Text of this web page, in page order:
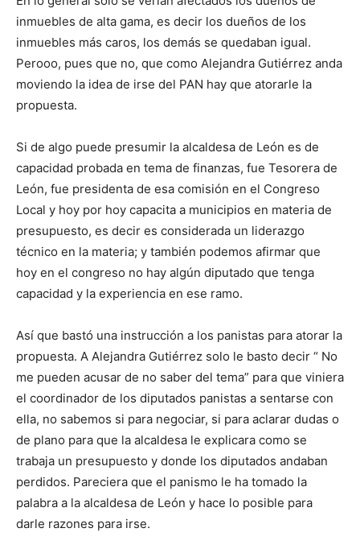
inmuebles de alta gama, es decir los dueños de los
inmuebles más caros, los demás se quedaban igual.
Perooo, pues que no, que como Alejandra Gutiérrez anda
moviendo la idea de irse del PAN hay que atorarle la
propuesta.
Si de algo puede presumir la alcaldesa de León es de
capacidad probada en tema de finanzas, fue Tesorera de
León, fue presidenta de esa comisión en el Congreso
Local y hoy por hoy capacita a municipios en materia de
presupuesto, es decir es considerada un liderazgo
técnico en la materia; y también podemos afirmar que
hoy en el congreso no hay algún diputado que tenga
capacidad y la experiencia en ese ramo.
Así que bastó una instrucción a los panistas para atorar la
propuesta. A Alejandra Gutiérrez solo le basto decir “ No
me pueden acusar de no saber del tema” para que viniera
el coordinador de los diputados panistas a sentarse con
ella, no sabemos si para negociar, si para aclarar dudas o
de plano para que la alcaldesa le explicara como se
trabaja un presupuesto y donde los diputados andaban
perdidos. Pareciera que el panismo le ha tomado la
palabra a la alcaldesa de León y hace lo posible para
darle razones para irse.